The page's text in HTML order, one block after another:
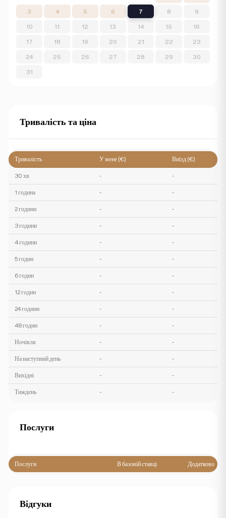
3 4 5 6 7 8 9
10 11 12 13 14 15 16
17 18 19 20 21 22 23
24 25 26 27 28 29 30
31
Тривалість та ціна
Тривалість У мене (€) Виїзд (€)
30 хв - -
1 година - -
2 години - -
3 години - -
4 години - -
5 годин - -
6 годин - -
12 годин - -
24 години - -
48 годин - -
Ночівля - -
На наступний день - -
Вихідні - -
Тиждень - -
Послуги
Послуги В базовій ставці Додатково
Відгуки